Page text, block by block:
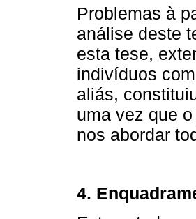
Problemas à
análise deste
esta tese,
indivíduos
aliás,
uma vez que
nos abordar
4.